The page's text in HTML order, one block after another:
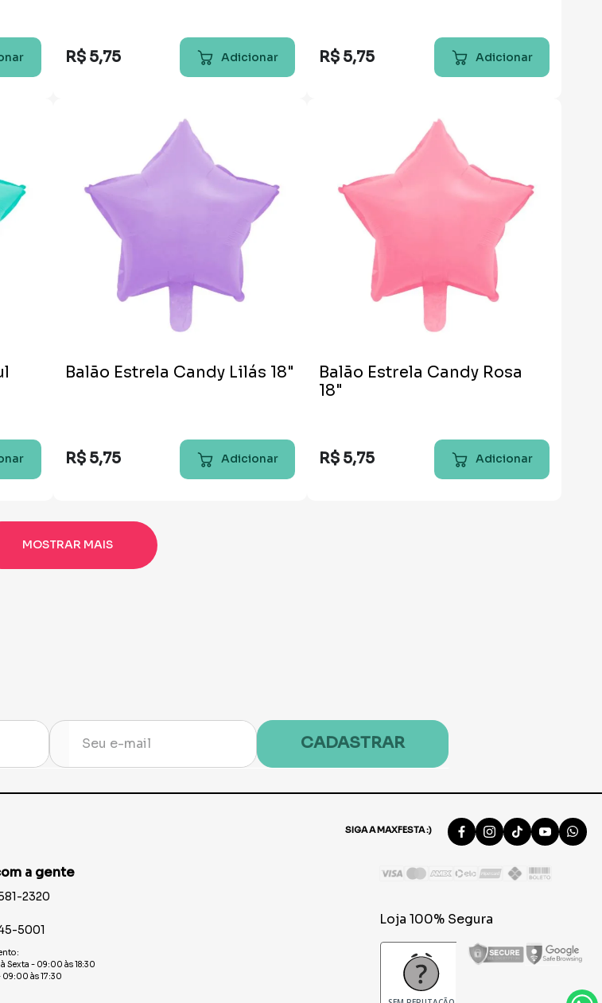
R$ 5,75 Adicionar R$ 5,75 Adicionar
Balão Estrela Candy Lilás 18"
R$ 5,75 Adicionar
Balão Estrela Candy Rosa
18"
R$ 5,75 Adicionar
MOSTRAR MAIS
Despedida de
Bride To Be
Vela Mini Design
Balão 9 Liso Lilás - 50
unidades
CADASTRAR